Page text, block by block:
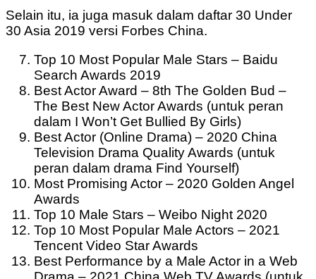
Selain itu, ia juga masuk dalam daftar 30 Under
30 Asia 2019 versi Forbes China.
Top 10 Most Popular Male Stars – Baidu
Search Awards 2019
Best Actor Award – 8th The Golden Bud –
The Best New Actor Awards (untuk peran
dalam I Won’t Get Bullied By Girls)
Best Actor (Online Drama) – 2020 China
Television Drama Quality Awards (untuk
peran dalam drama Find Yourself)
Most Promising Actor – 2020 Golden Angel
Awards
Top 10 Male Stars – Weibo Night 2020
Top 10 Most Popular Male Actors – 2021
Tencent Video Star Awards
Best Performance by a Male Actor in a Web